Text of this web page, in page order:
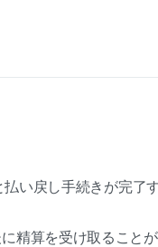
払い戻し手続きが完
精算を受け取ること